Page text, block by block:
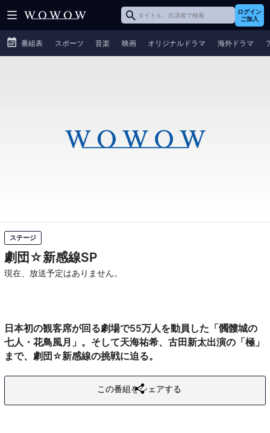
ログイン
ご加入
番組表 スポーツ 音楽 映画 オリジナルドラマ 海外ドラマ
ステージ
劇団☆新感線SP
現在、放送予定はありません。
日本初の観客席が回る劇場で55万人を動員した「髑髏城の
七人・花鳥風月」。そして天海祐希、古田新太出演の「極」
まで、劇団☆新感線の挑戦に迫る。
この番組をシェアする